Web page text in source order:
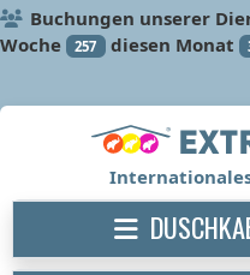
Buchungen unserer
Woche
257 diesen Monat